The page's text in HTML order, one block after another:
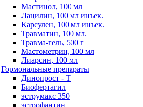
Мастинол, 100 мл
Лацилин, 100 мл инъек.
Карсулен, 100 мл инъек.
Травматин, 100 мл.
Травма-гель, 500 г
Мастометрин, 100 мл
Лиарсин, 100 мл
Гормональные препараты
Динопрост - Т
Биофертагил
эструмакс 350
эстрофантин